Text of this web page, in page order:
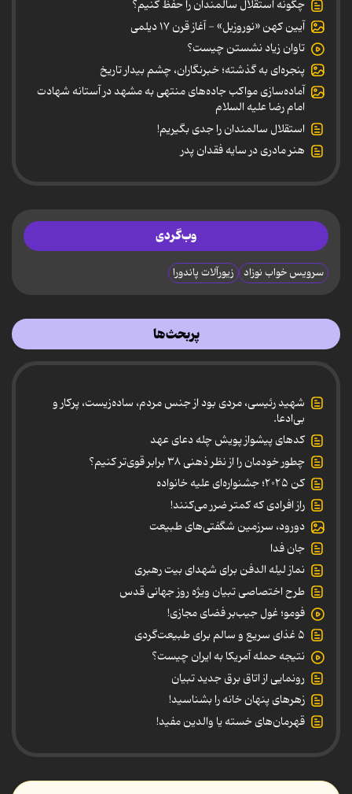
چگونه استقلال سالمندان را حفظ کنیم؟
آیین کهن «نوروزبل» - آغاز قرن ۱۷ دیلمی
تاوان زیاد نشستن چیست؟
پنجره‌ای به گذشته؛ خبرنگاران، چشم بیدار تاریخ
آماده‌سازی مواکب جاده‌های منتهی به مشهد در آستانه شهادت
امام رضا علیه السلام
استقلال سالمندان را جدی بگیریم!
هنر مادری در سایه‌ فقدان پدر
وب‌گردی
سرویس خواب نوزاد زیورآلات پاندورا
پربحث‌ها
شهید رئیسی، مردی بود از جنس مردم، ساده‌زیست، پرکار و
بی‌ادعا.
کدهای پیشواز پویش چله دعای عهد
چطور خودمان را از نظر ذهنی ۳۸ برابر قوی‌تر کنیم؟
کن ۲۰۲۵؛ جشنواره‌ای علیه خانواده
راز افرادی که کمتر ضرر می‌کنند!
دورود، سرزمین شگفتی‌های طبیعت
جان فدا
نماز لیله الدفن برای شهدای بیت رهبری
طرح اختصاصی تبیان ویژه روز جهانی قدس
فومو؛ غول جیب‌بر فضای مجازی!
۵ غذای سریع و سالم برای طبیعت‌گردی
نتیجه حمله آمریکا به ایران چیست؟
رونمایی از اتاق برق جدید تبیان
زهرهای پنهان خانه را بشناسید!
قهرمان‌های خسته یا والدین مفید!